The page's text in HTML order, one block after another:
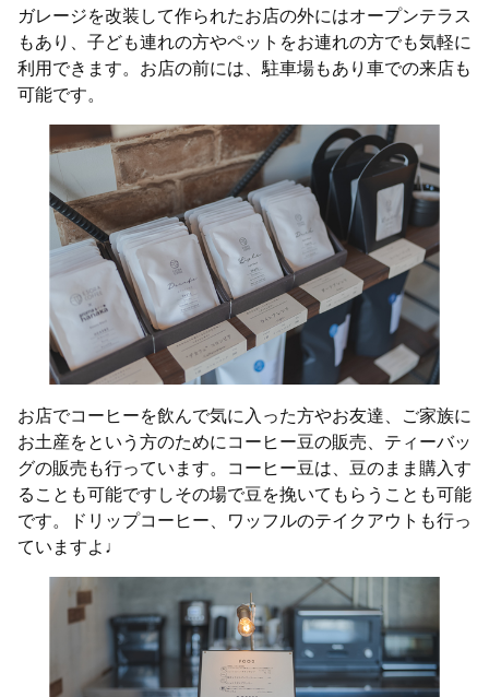
ガレージを改装して作られたお店の外にはオープンテラス
もあり、子ども連れの方やペットをお連れの方でも気軽に
利用できます。お店の前には、駐車場もあり車での来店も
可能です。
お店でコーヒーを飲んで気に入った方やお友達、ご家族に
お土産をという方のためにコーヒー豆の販売、ティーバッ
グの販売も行っています。コーヒー豆は、豆のまま購入す
ることも可能ですしその場で豆を挽いてもらうことも可能
です。ドリップコーヒー、ワッフルのテイクアウトも行っ
ていますよ♩